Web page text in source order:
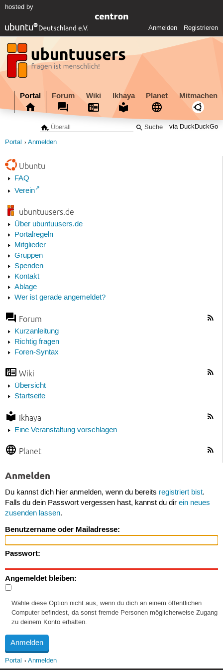
hosted by
Anmelden Registrieren
Portal Forum Wiki Ikhaya Planet Mitmachen
via DuckDuckGo
Portal Anmelden
Ubuntu
FAQ
Verein
ubuntuusers.de
Über ubuntuusers.de
Portalregeln
Mitglieder
Gruppen
Spenden
Kontakt
Ablage
Wer ist gerade angemeldet?
Forum
Kurzanleitung
Richtig fragen
Foren-Syntax
Wiki
Übersicht
Startseite
Ikhaya
Eine Veranstaltung vorschlagen
Planet
Anmelden
Du kannst dich hier anmelden, wenn du bereits registriert bist.
Falls du dein Passwort vergessen hast, kannst du dir ein neues
zusenden lassen.
Benutzername oder Mailadresse:
Passwort:
Angemeldet bleiben:
Wähle diese Option nicht aus, wenn du dich an einem öffentlichen
Computer befindest, da sonst fremde Personen möglicherweise Zugang
zu deinem Konto erhalten.
Portal Anmelden